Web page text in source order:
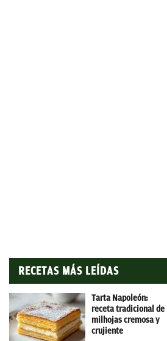
RECETAS MÁS LEÍDAS
Tarta Napoleón:
receta tradicional de
milhojas cremosa y
crujiente